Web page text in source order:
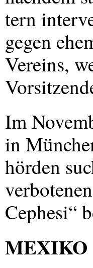
tern
gegen
Vereins,
Im
in
hörden
Cephesi“
MEXIKO